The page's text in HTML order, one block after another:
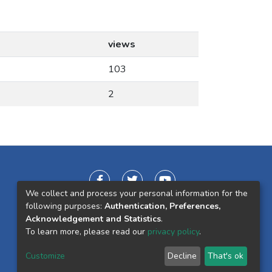
views
103
2
We collect and process your personal information for the
following purposes: Authentication, Preferences,
Acknowledgement and Statistics.
To learn more, please read our privacy policy.
Customize Decline That's ok